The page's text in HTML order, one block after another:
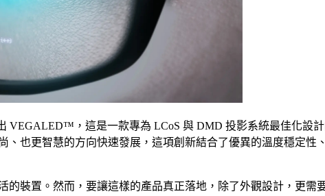
，這是一款專為 LCoS 與 DMD 投影系統最佳化設計
也更智慧的方向快速發展，這項創新結合了優異的溫度穩定性
裝置。然而，要讓這樣的產品真正落地，除了外觀設計，更需